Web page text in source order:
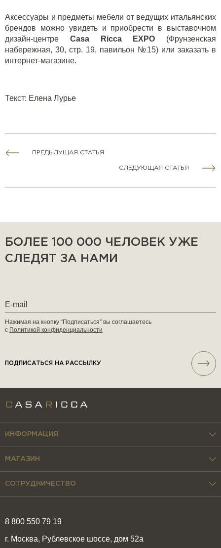
Аксессуары и предметы мебели от ведущих итальянских
брендов можно увидеть и приобрести в выставочном
дизайн-центре Casa Ricca EXPO (Фрунзенская
набережная, 30, стр. 19, павильон №15) или заказать в
интернет-магазине.
Текст: Елена Лурье
ПРЕДЫДУЩАЯ СТАТЬЯ
СЛЕДУЮЩАЯ СТАТЬЯ
БОЛЕЕ 100 000 ЧЕЛОВЕК УЖЕ
СЛЕДЯТ ЗА НАМИ
Нажимая на кнопку “Подписаться” вы соглашаетесь
с Политикой конфиденциальности
ПОДПИСАТЬСЯ НА РАССЫЛКУ
8 800 550 79 19
г. Москва, Рублевское шоссе, дом 52а
ИНФОРМАЦИЯ
МАГАЗИН
СОТРУДНИЧЕСТВО